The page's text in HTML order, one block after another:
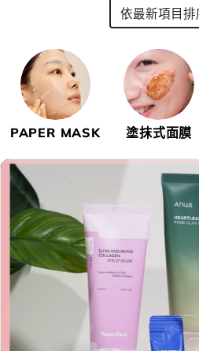
PAPER MASK 塗抹式面膜